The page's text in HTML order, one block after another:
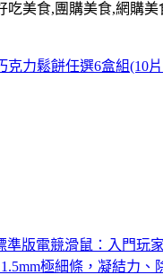
吃美食,團購美食,網購美
力鬆餅任選6盒組(10
準版電競滑鼠：入門
極細條，凝結力